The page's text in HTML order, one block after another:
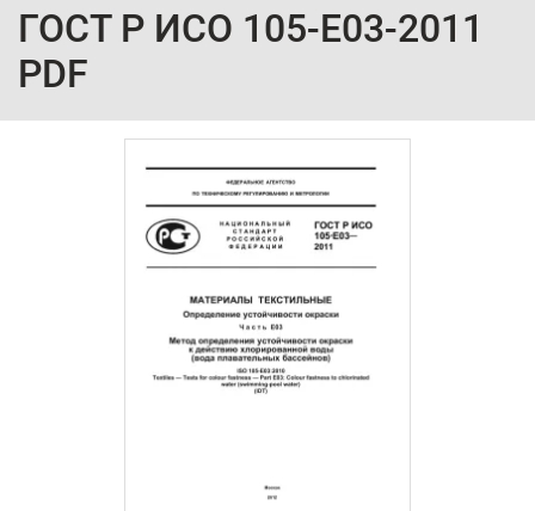
ГОСТ Р ИСО 105-E03-2011
PDF